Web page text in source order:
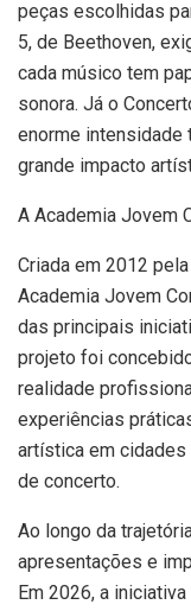
peças escolhidas
5, de Beethoven,
cada músico tem
sonora. Já o
enorme intensidade
grande impacto
A Academia Jovem
Criada em 2012
Academia Jovem
das principais
projeto foi
realidade
experiências
artística em
de concerto.
Ao longo da
apresentações e
Em 2026, a